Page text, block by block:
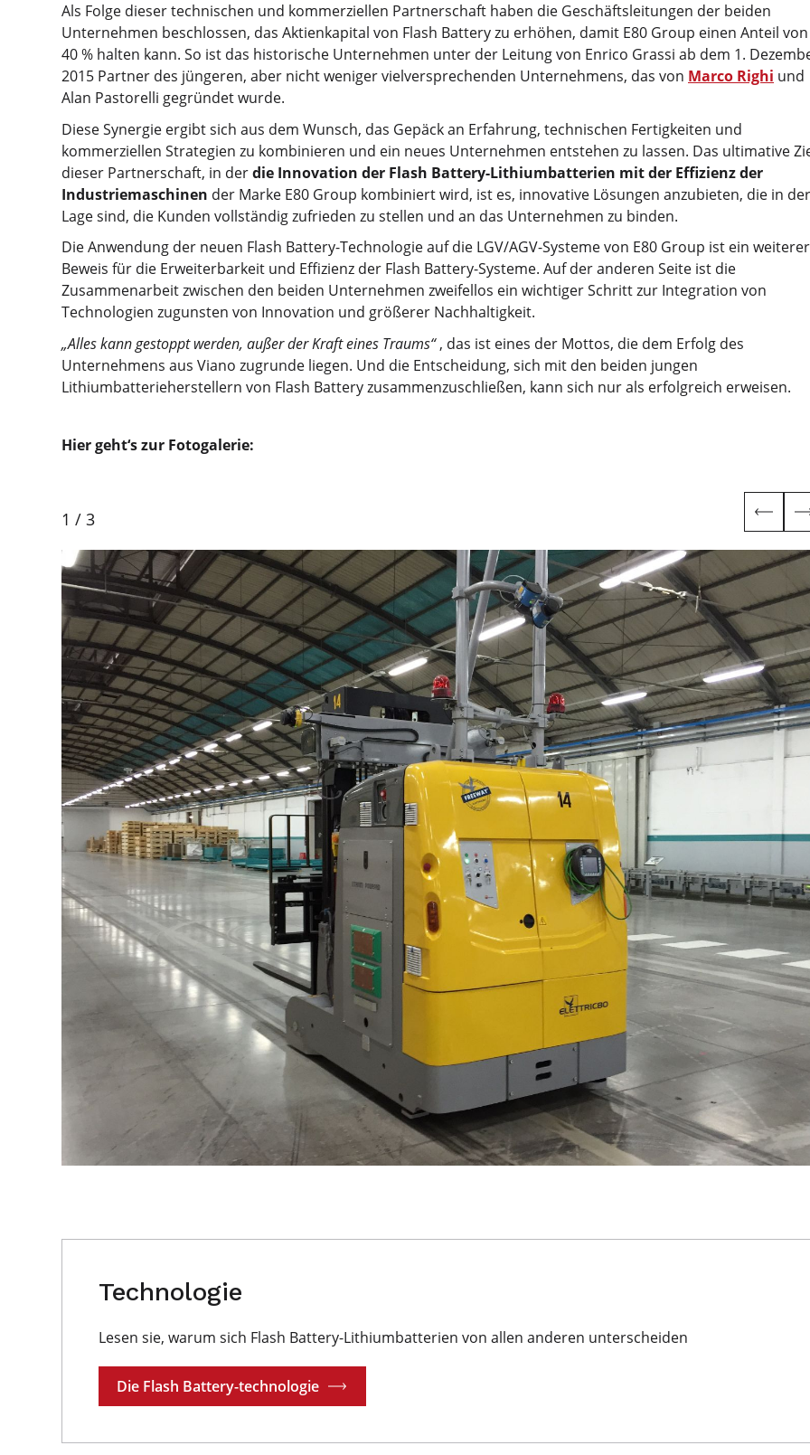
Als Folge dieser technischen und kommerziellen Partnerschaft haben die Geschäftsleitungen der beiden
Unternehmen beschlossen, das Aktienkapital von Flash Battery zu erhöhen, damit E80 Group einen Anteil von
40 % halten kann. So ist das historische Unternehmen unter der Leitung von Enrico Grassi ab dem 1.
2015 Partner des jüngeren, aber nicht weniger vielversprechenden Unternehmens, das von Marco Righi und
Alan Pastorelli gegründet wurde.
Diese Synergie ergibt sich aus dem Wunsch, das Gepäck an Erfahrung, technischen Fertigkeiten und
kommerziellen Strategien zu kombinieren und ein neues Unternehmen entstehen zu lassen. Das ultimative
dieser Partnerschaft, in derdie Innovation der Flash Battery-Lithiumbatterien mit der Effizienz der
Industriemaschinen der Marke E80 Group kombiniert wird, ist es, innovative Lösungen anzubieten, die in der
Lage sind, die Kunden vollständig zufrieden zu stellen und an das Unternehmen zu binden.
Die Anwendung der neuen Flash Battery-Technologie auf die LGV/AGV-Systeme von E80 Group ist ein weiterer
Beweis für die Erweiterbarkeit und Effizienz der Flash Battery-Systeme. Auf der anderen Seite ist die
Zusammenarbeit zwischen den beiden Unternehmen zweifellos ein wichtiger Schritt zur Integration von
Technologien zugunsten von Innovation und größerer Nachhaltigkeit.
„Alles kann gestoppt werden, außer der Kraft eines Traums“, das ist eines der Mottos, die dem Erfolg des
Unternehmens aus Viano zugrunde liegen. Und die Entscheidung, sich mit den beiden jungen
Lithiumbatterieherstellern von Flash Battery zusammenzuschließen, kann sich nur als erfolgreich erweisen.
Hier geht‘s zur Fotogalerie:
1 / 3
Technologie
Lesen sie, warum sich Flash Battery-Lithiumbatterien von allen anderen unterscheiden
Die Flash Battery-technologie